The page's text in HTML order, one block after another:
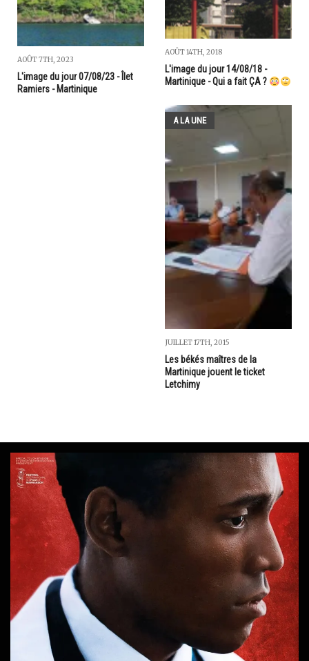
AOÛT 7TH, 2023
L'image du jour 07/08/23 - Îlet
Ramiers - Martinique
AOÛT 14TH, 2018
L'image du jour 14/08/18 -
Martinique - Qui a fait ÇA ?
A LA UNE
JUILLET 17TH, 2015
Les békés maîtres de la
Martinique jouent le ticket
Letchimy